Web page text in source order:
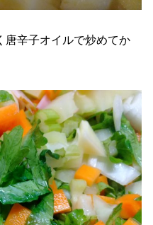
辛子オイルで炒めてか